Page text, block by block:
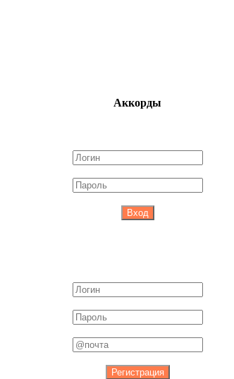
Аккорды